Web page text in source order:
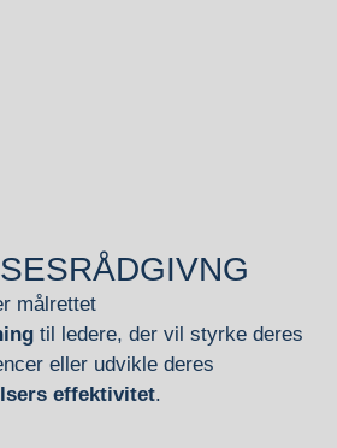
målrettet
til ledere, der vil styrke deres
eller udvikle deres
effektivitet.